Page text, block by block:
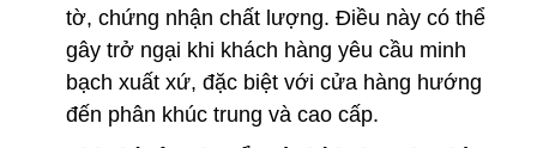
tờ, chứng nhận chất lượng. Điều này có thể
gây trở ngại khi khách hàng yêu cầu minh
bạch xuất xứ, đặc biệt với cửa hàng hướng
đến phân khúc trung và cao cấp.